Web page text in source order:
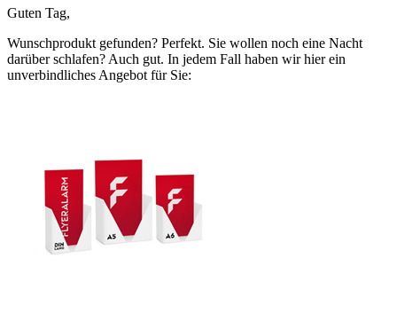
Guten Tag,
Wunschprodukt gefunden? Perfekt. Sie wollen noch eine Nacht
darüber schlafen? Auch gut. In jedem Fall haben wir hier ein
unverbindliches Angebot für Sie: